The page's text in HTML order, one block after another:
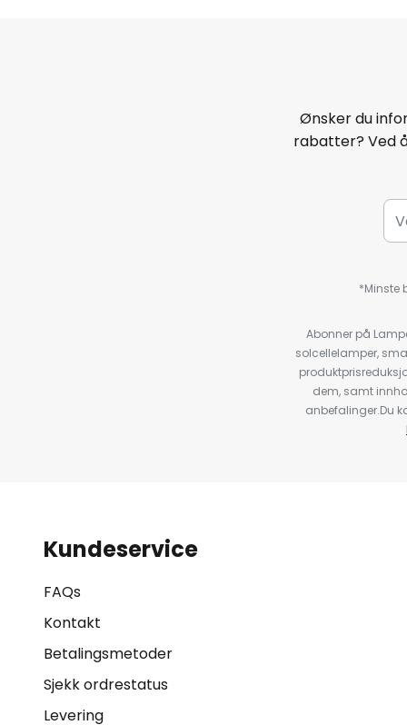
Ønsker du
rabatter? Ved
*Minste
Abonner på
solcellelamper,
dem, samt
anbefalinger.Du
Kundeservice
FAQs
Kontakt
Betalingsmetoder
Sjekk ordrestatus
Levering